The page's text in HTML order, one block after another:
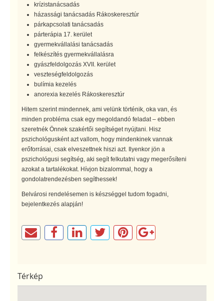
krízistanácsadás
házassági tanácsadás Rákoskeresztúr
párkapcsolati tanácsadás
párterápia 17. kerület
gyermekvállalási tanácsadás
felkészítés gyermekvállalásra
gyászfeldolgozás XVII. kerület
veszteségfeldolgozás
bulímia kezelés
anorexia kezelés Rákoskeresztúr
Hitem szerint mindennek, ami velünk történik, oka van, és
minden probléma csak egy megoldandó feladat – ebben
szeretnék Önnek szakértői segítséget nyújtani. Hisz
pszichológusként azt vallom, hogy mindenkinek vannak
erőforrásai, csak elveszettnek hiszi azt. Ilyenkor jön a
pszichológusi segítség, aki segít felkutatni vagy megerősíteni
azokat a tartalékokat. Hívjon bizalommal, hogy a
gondolatrendezésben segíthessek!
Belvárosi rendelésemen is készséggel tudom fogadni,
bejelentkezés alapján!
Térkép